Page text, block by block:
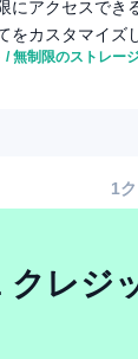
にアクセスでき
をカスタマイズ
無制限のストレー
1
クレジ